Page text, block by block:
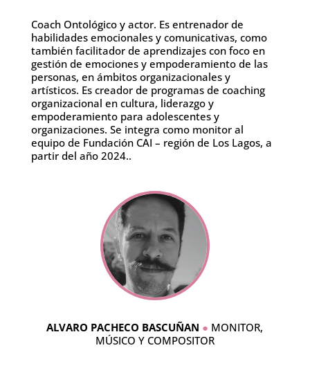
Coach Ontológico y actor. Es entrenador de
habilidades emocionales y comunicativas, como
también facilitador de aprendizajes con foco en
gestión de emociones y empoderamiento de las
personas, en ámbitos organizacionales y
artísticos. Es creador de programas de coaching
organizacional en cultura, liderazgo y
empoderamiento para adolescentes y
organizaciones. Se integra como monitor al
equipo de Fundación CAI – región de Los Lagos, a
partir del año 2024..
ALVARO PACHECO BASCUÑAN ● MONITOR,
MÚSICO Y COMPOSITOR